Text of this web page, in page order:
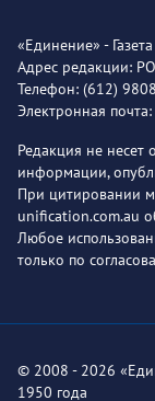
«Единение» -
Адрес редакции:
Телефон: (612)
Электронная
Редакция не несет
информации,
При цитировании
unification.com.au
Любое
только по
© 2008 - 2026
1950 года